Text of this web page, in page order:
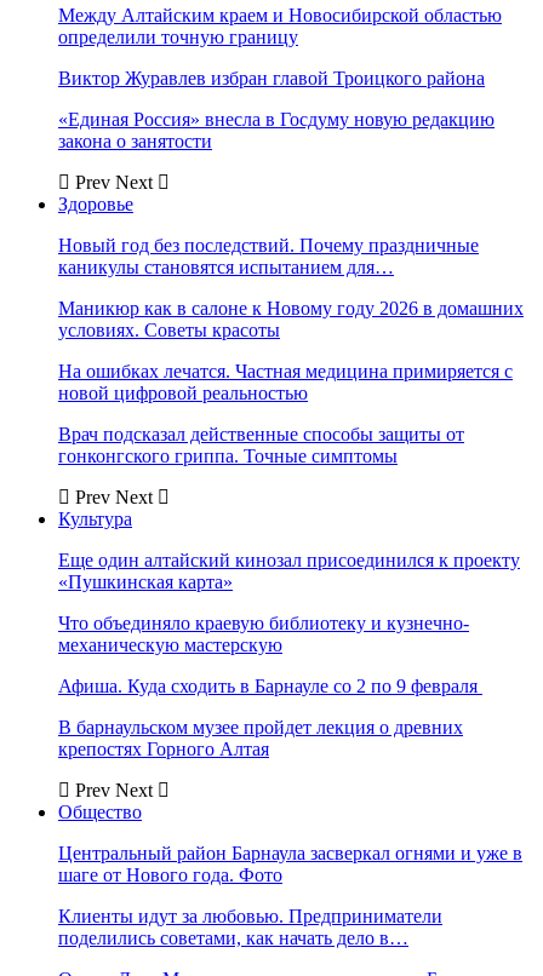
Между Алтайским краем и Новосибирской областью
определили точную границу
Виктор Журавлев избран главой Троицкого района
«Единая Россия» внесла в Госдуму новую редакцию
закона о занятости
Prev Next
Здоровье
Новый год без последствий. Почему праздничные
каникулы становятся испытанием для…
Маникюр как в салоне к Новому году 2026 в домашних
условиях. Советы красоты
На ошибках лечатся. Частная медицина примиряется с
новой цифровой реальностью
Врач подсказал действенные способы защиты от
гонконгского гриппа. Точные симптомы
Prev Next
Культура
Еще один алтайский кинозал присоединился к проекту
«Пушкинская карта»
Что объединяло краевую библиотеку и кузнечно-
механическую мастерскую
Афиша. Куда сходить в Барнауле со 2 по 9 февраля
В барнаульском музее пройдет лекция о древних
крепостях Горного Алтая
Prev Next
Общество
Центральный район Барнаула засверкал огнями и уже в
шаге от Нового года. Фото
Клиенты идут за любовью. Предприниматели
поделились советами, как начать дело в…